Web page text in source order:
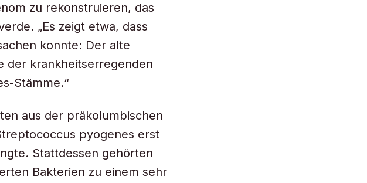
zu rekonstruieren, das
„Es zeigt etwa, dass
konnte: Der alte
der krankheitserregenden
Stämme.“
aus der präkolumbischen
pyogenes erst
Stattdessen gehörten
Bakterien zu einem sehr